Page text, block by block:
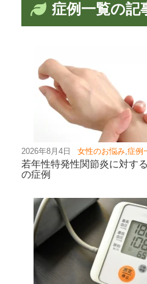
症例一覧の記
2026年8月4日 女性のお悩み,症例
若年性特発性関節炎に対す
の症例